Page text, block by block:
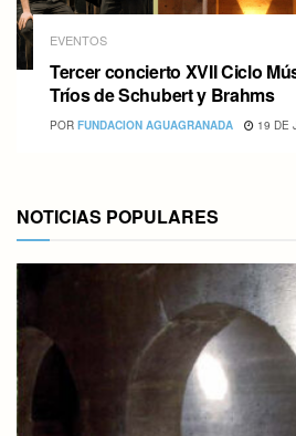
EVENTOS
Tercer concierto XVII Ciclo
Tríos de Schubert y Brahms
POR FUNDACION AGUAGRANADA 19 DE
NOTICIAS POPULARES